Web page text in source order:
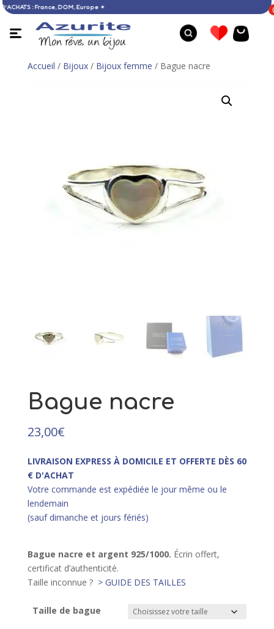
60 € D’ACHATS : France, DOM, Europe ✦
Accueil / Bijoux/ Bijoux femme / Bague nacre
Bague nacre
23,00€
LIVRAISON EXPRESS À DOMICILE ET OFFERTE DÈS 60
€ D'ACHAT
Votre commande est expédiée le jour même ou le
lendemain
(sauf dimanche et jours fériés)
Bague nacre et argent 925/1000. Écrin offert,
certificat d’authenticité.
Taille inconnue ? > GUIDE DES TAILLES
Taille de bague